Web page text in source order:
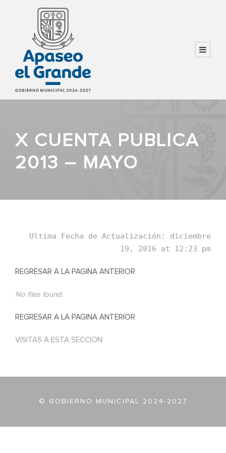
X CUENTA PUBLICA
2013 – MAYO
Ultima Fecha de Actualización: diciembre
19, 2016 at 12:23 pm
REGRESAR A LA PAGINA ANTERIOR
No files found.
REGRESAR A LA PAGINA ANTERIOR
VISITAS A ESTA SECCION:
© GOBIERNO MUNICIPAL 2024-2027